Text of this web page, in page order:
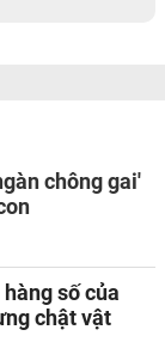
chông gai'
số của
chật vật